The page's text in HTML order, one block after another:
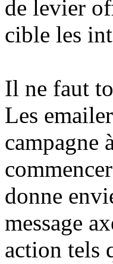
de levier
cible les
Il ne faut
Les
campagne
donne
message
action tels